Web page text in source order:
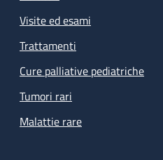
Visite ed esami
Trattamenti
Cure palliative pediatriche
Tumori rari
Malattie rare